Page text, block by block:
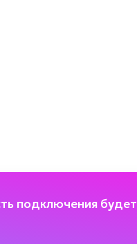
подключения будет